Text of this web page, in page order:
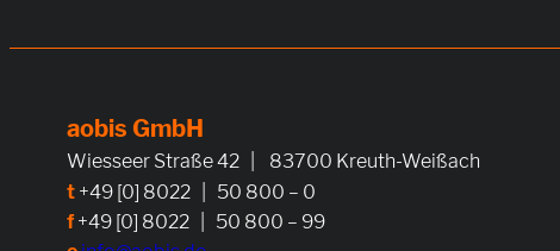
aobis GmbH
Wiesseer Straße 42 | 83700 Kreuth-Weißach
t +49 [0] 8022 | 50 800 – 0
f +49 [0] 8022 | 50 800 – 99